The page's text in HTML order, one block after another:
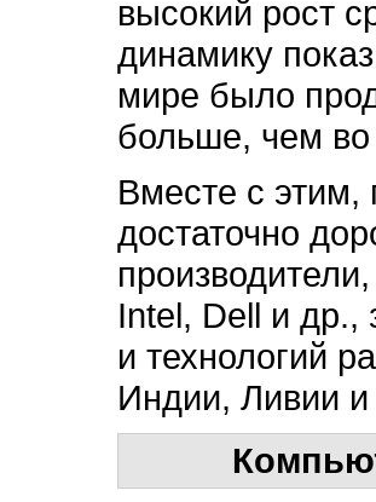
высокий рост
динамику
мире было
больше, чем во
Вместе с
достаточно
Intel, Dell и др.,
и технологий
Индии, Ливии